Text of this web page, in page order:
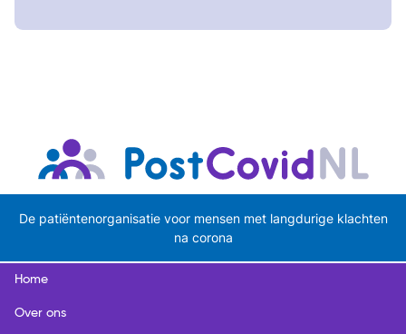
De patiëntenorganisatie voor mensen met langdurige klachten
na corona
Home
Over ons